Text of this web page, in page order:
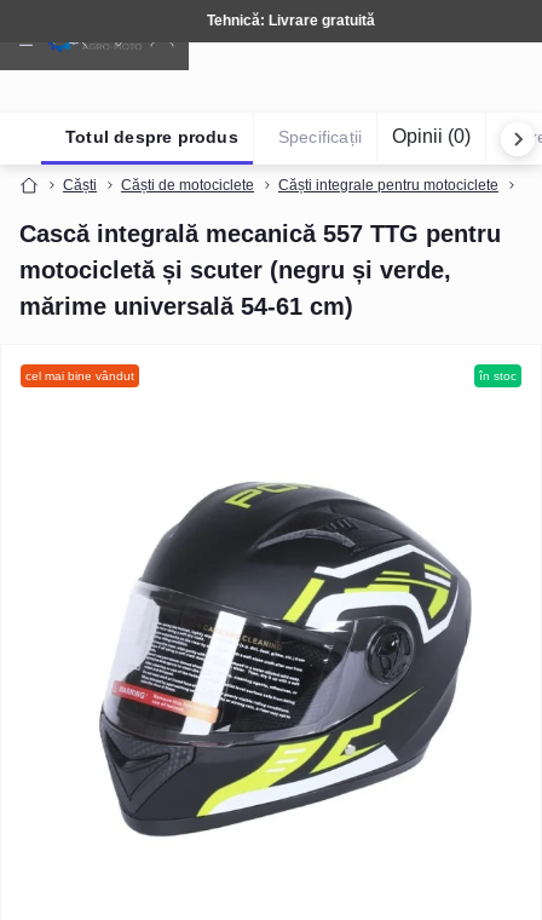
Tehnică: Livrare gratuită
Căști Căști de motociclete Căști integrale pentru motociclete
Cască integrală mecanică 557 TTG pentru
motocicletă și scuter (negru și verde,
mărime universală 54-61 cm)
Totul despre produs Specificații Opinii (0)
cel mai bine vândut în stoc